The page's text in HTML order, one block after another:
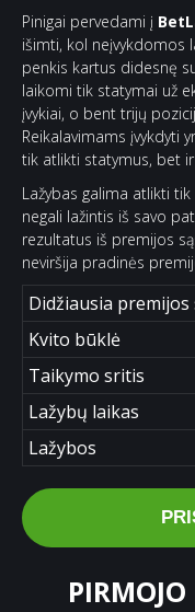
Pinigai pervedami į
išimti, kol neįvykdomos
penkis kartus didesnę
laikomi tik statymai už
įvykiai, o bent trijų
Reikalavimams įvykdyti
tik atlikti statymus, bet
Lažybas galima atlikti
negali lažintis iš savo
rezultatus iš premijos
neviršija pradinės
Didžiausia premijos
Kvito būklė
Taikymo sritis
Lažybų laikas
Lažybos